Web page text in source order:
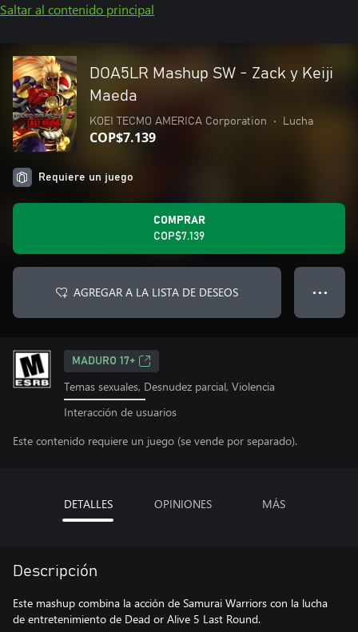
Saltar al contenido principal
DOA5LR Mashup SW - Zack y Keiji
Maeda
KOEI TECMO AMERICA Corporation • Lucha
COP$7.139
Requiere un juego
COMPRAR
COP$7.139
AGREGAR A LA LISTA DE DESEOS ● ● ●
MADURO 17+
Temas sexuales, Desnudez parcial, Violencia
Interacción de usuarios
Este contenido requiere un juego (se vende por separado).
DETALLES OPINIONES MÁS
Descripción
Este mashup combina la acción de Samurai Warriors con la lucha
de entretenimiento de Dead or Alive 5 Last Round.